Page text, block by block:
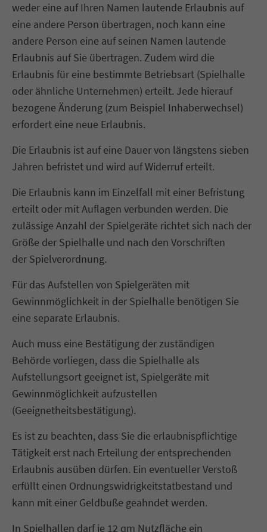
weder eine auf Ihren Namen lautende Erlaubnis auf
eine andere Person übertragen, noch kann eine
andere Person eine auf seinen Namen lautende
Erlaubnis auf Sie übertragen. Zudem wird die
Erlaubnis für eine bestimmte Betriebsart (Spielhalle
oder ähnliche Unternehmen) erteilt. Jede hierauf
bezogene Änderung (zum Beispiel Inhaberwechsel)
erfordert eine neue Erlaubnis.
Die Erlaubnis ist auf eine Dauer von längstens sieben
Jahren befristet und wird auf Widerruf erteilt.
Die Erlaubnis kann im Einzelfall mit einer Befristung
erteilt oder mit Auflagen verbunden werden. Die
zulässige Anzahl der Spielgeräte richtet sich nach der
Größe der Spielhalle und nach den Vorschriften
der Spielverordnung.
Für das Aufstellen von Spielgeräten mit
Gewinnmöglichkeit in der Spielhalle benötigen Sie
eine separate Erlaubnis.
Auch muss eine Bestätigung der zuständigen
Behörde vorliegen, dass die Spielhalle als
Aufstellungsort geeignet ist, Spielgeräte mit
Gewinnmöglichkeit aufzustellen
(Geeignetheitsbestätigung).
Es ist zu beachten, dass Sie die erlaubnispflichtige
Tätigkeit erst nach Erteilung der entsprechenden
Erlaubnis ausüben dürfen. Ein eventueller Verstoß
erfüllt einen Ordnungswidrigkeitstatbestand und
kann mit einer Geldbuße geahndet werden.
In Spielhallen darf je 12 qm Nutzfläche ein